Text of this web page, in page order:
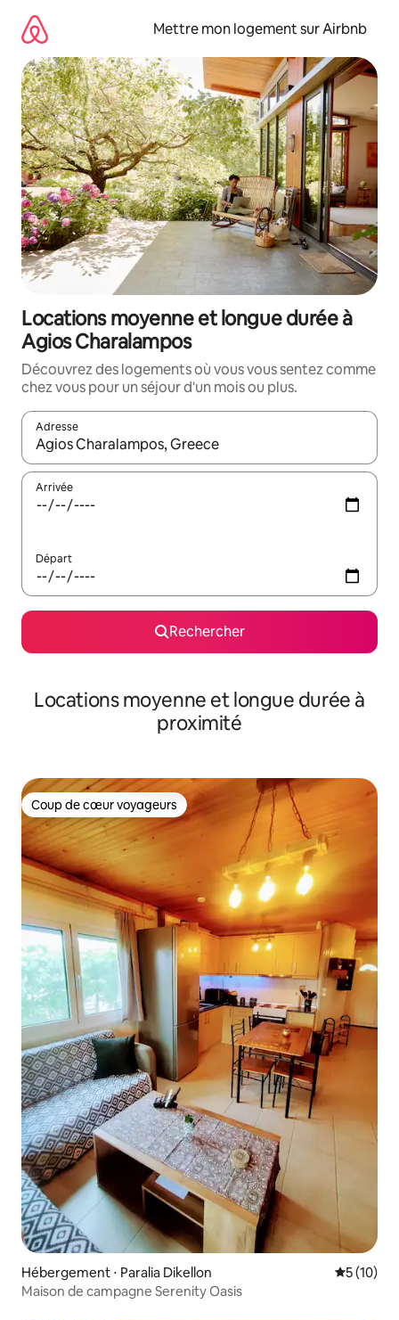
directement
contenu
Mettre mon logement sur Airbnb
Locations moyenne et longue durée à
Agios Charalampos
Découvrez des logements où vous vous sentez comme
chez vous pour un séjour d'un mois ou plus.
Adresse
Lorsque les résultats s'affichent, utilisez les flèches vers le
Arrivée
Départ
Rechercher
Locations moyenne et longue durée à
proximité
Coup de cœur voyageurs
Coup de cœur voyageurs
Hébergement ⋅ Paralia Dikellon
5 (10)
Maison de campagne Serenity Oasis